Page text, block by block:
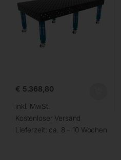
€ 5.368,80
inkl. MwSt.
Kostenloser Versand
Lieferzeit: ca. 8 – 10 Wochen